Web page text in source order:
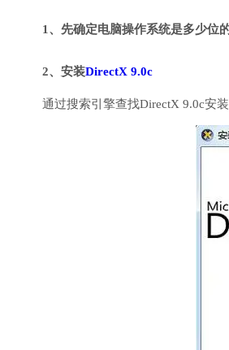
1、先确定电脑操作系统是多少位
2、安装DirectX 9.0c
通过搜索引擎查找DirectX 9.0c安